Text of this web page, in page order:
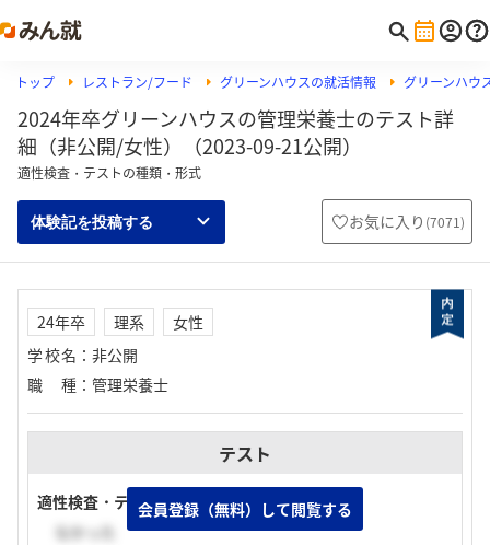
トップ レストラン/フード グリーンハウスの就活情報 グリーンハウ
2024年卒グリーンハウスの管理栄養士のテスト詳
細（非公開/女性）（2023-09-21公開）
適性検査・テストの種類・形式
体験記を投稿する お気に入り (7071)
24年卒 理系
女性
学校名 ： 非公開
職種 ： 管理栄養士
テスト
適性検査・テストの有無
なかった
会員登録（無料）して閲覧する